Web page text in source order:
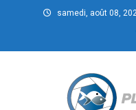
samedi, août 08,